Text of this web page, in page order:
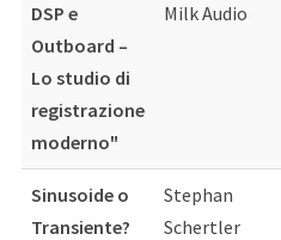
DSP e
Outboard –
Lo studio di
registrazione
moderno"
Milk Audio
Sinusoide o
Transiente?
Stephan
Schertler